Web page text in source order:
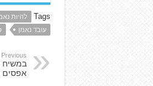
Tags להיות
עובד נאמן
Previous
במשיח
אפסים ב’